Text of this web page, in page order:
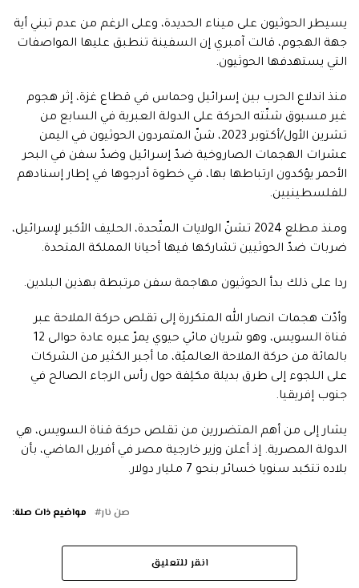
يسيطر الحوثيون على ميناء الحديدة، وعلى الرغم من عدم تبني أية
جهة الهجوم، قالت آمبري إن السفينة تنطبق عليها المواصفات
التي يستهدفها الحوثيون.
منذ اندلاع الحرب بين إسرائيل وحماس في قطاع غزة، إثر هجوم
غير مسبوق شنّته الحركة على الدولة العبرية في السابع من
تشرين الأول/أكتوبر 2023، شنّ المتمردون الحوثيون في اليمن
عشرات الهجمات الصاروخية ضدّ إسرائيل وضدّ سفن في البحر
الأحمر يؤكدون ارتباطها بها، في خطوة أدرجوها في إطار إسنادهم
للفلسطينيين.
ومنذ مطلع 2024 تشنّ الولايات المتّحدة، الحليف الأكبر لإسرائيل،
ضربات ضدّ الحوثيين تشاركها فيها أحيانا المملكة المتحدة.
ردا على ذلك بدأ الحوثيون مهاجمة سفن مرتبطة بهذين البلدين.
وأدّت هجمات انصار الله المتكررة إلى تقلص حركة الملاحة عبر
قناة السويس، وهو شريان مائي حيوي يمرّ عبره عادة حوالى 12
بالمائة من حركة الملاحة العالميّة، ما أجبر الكثير من الشركات
على اللجوء إلى طرق بديلة مكلِفة حول رأس الرجاء الصالح في
جنوب إفريقيا.
يشار إلى من أهم المتضررين من تقلص حركة قناة السويس، هي
الدولة المصرية. إذ أعلن وزير خارجية مصر في أفريل الماضي، بأن
بلاده تتكبد سنويا خسائر بنحو 7 مليار دولار.
مواضيع ذات صلة: صن نار
انقر للتعليق